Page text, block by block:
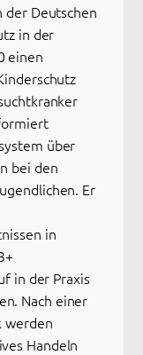
der Deutschen
in der
einen
über
bei den
Er
in
in der Praxis
Nach einer
werden
Handeln